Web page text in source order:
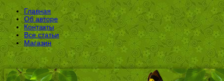
Главная
Об авторе
Контакты
Все статьи
Магазин